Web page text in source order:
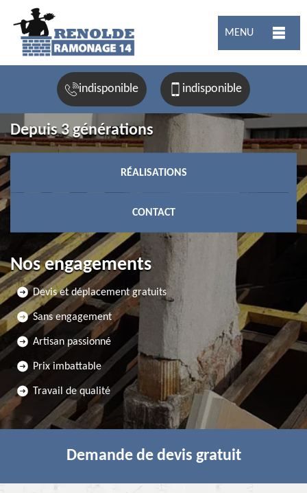
MENU
indisponible indisponible
Depuis 3 générations
RÉALISATIONS
CONTACT
Nos engagements
Devis et déplacement gratuits
Sans engagement
Artisan passionné
Prix imbattable
Travail de qualité
Demande de devis gratuit